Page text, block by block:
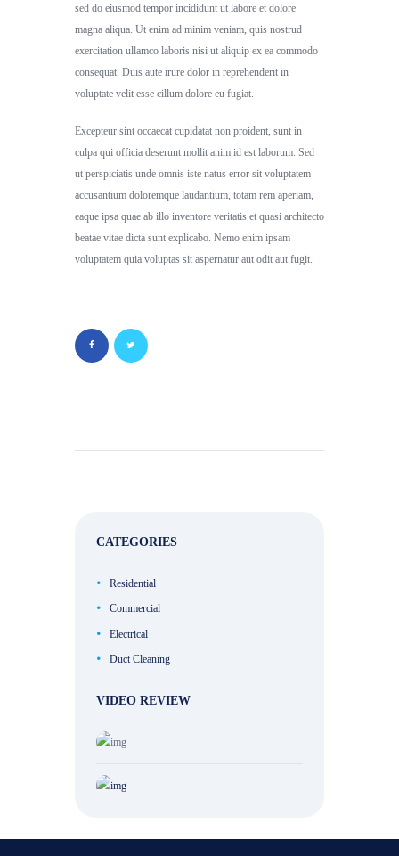
sed do eiusmod tempor incididunt ut labore et dolore
magna aliqua. Ut enim ad minim veniam, quis nostrud
exercitation ullamco laboris nisi ut aliquip ex ea commodo
consequat. Duis aute irure dolor in reprehenderit in
voluptate velit esse cillum dolore eu fugiat.
Excepteur sint occaecat cupidatat non proident, sunt in
culpa qui officia deserunt mollit anim id est laborum. Sed
ut perspiciatis unde omnis iste natus error sit voluptatem
accusantium doloremque laudantium, totam rem aperiam,
eaque ipsa quae ab illo inventore veritatis et quasi architecto
beatae vitae dicta sunt explicabo. Nemo enim ipsam
voluptatem quia voluptas sit aspernatur aut odit aut fugit.
CATEGORIES
Residential
Commercial
Electrical
Duct Cleaning
VIDEO REVIEW